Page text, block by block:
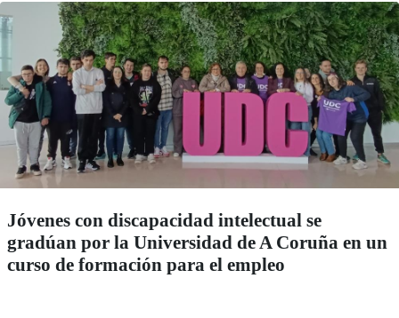
Jóvenes con discapacidad intelectual se
gradúan por la Universidad de A Coruña en un
curso de formación para el empleo